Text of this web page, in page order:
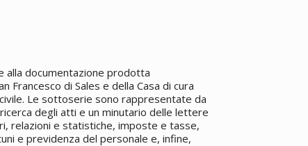
alla documentazione prodotta
Francesco di Sales e della Casa di cura
Le sottoserie sono rappresentate da
degli atti e un minutario delle lettere
relazioni e statistiche, imposte e tasse,
e previdenza del personale e, infine,